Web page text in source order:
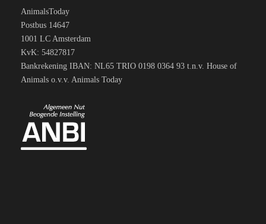
AnimalsToday
Postbus 14647
1001 LC Amsterdam
KvK: 54827817
Bankrekening IBAN: NL65 TRIO 0198 0364 93 t.n.v. House of
Animals o.v.v. Animals Today